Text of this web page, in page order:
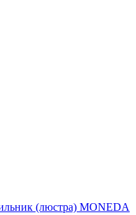
(люстра) MONEDA